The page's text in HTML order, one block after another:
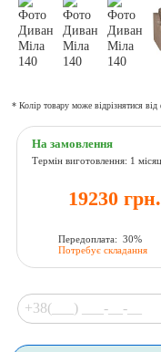
* Колір товару може відрізнятися від
На замовлення
Термін виготовлення: 1
19230 грн.
Передоплата: 30%
Потребує складання